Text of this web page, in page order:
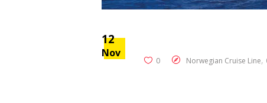
12
Nov
0 Norwegian Cruise Line,